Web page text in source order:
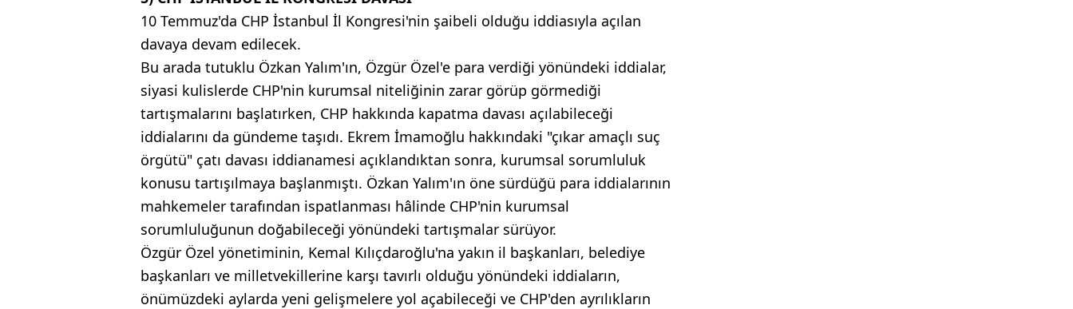
10 Temmuz'da CHP İstanbul İl Kongresi'nin şaibeli olduğu iddiasıyla açılan
davaya devam edilecek.
Bu arada tutuklu Özkan Yalım'ın, Özgür Özel'e para verdiği yönündeki iddialar,
siyasi kulislerde CHP'nin kurumsal niteliğinin zarar görüp görmediği
tartışmalarını başlatırken, CHP hakkında kapatma davası açılabileceği
iddialarını da gündeme taşıdı. Ekrem İmamoğlu hakkındaki "çıkar amaçlı suç
örgütü" çatı davası iddianamesi açıklandıktan sonra, kurumsal sorumluluk
konusu tartışılmaya başlanmıştı. Özkan Yalım'ın öne sürdüğü para iddialarının
mahkemeler tarafından ispatlanması hâlinde CHP'nin kurumsal
sorumluluğunun doğabileceği yönündeki tartışmalar sürüyor.
Özgür Özel yönetiminin, Kemal Kılıçdaroğlu'na yakın il başkanları, belediye
başkanları ve milletvekillerine karşı tavırlı olduğu yönündeki iddiaların,
önümüzdeki aylarda yeni gelişmelere yol açabileceği ve CHP'den ayrılıkların